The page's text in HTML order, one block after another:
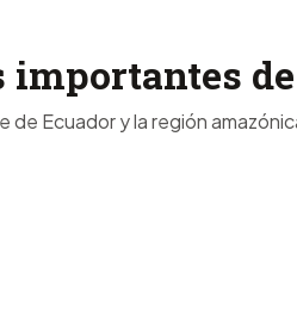
importantes
Ecuador y la región